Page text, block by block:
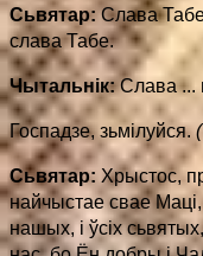
Сьвятар:Слава
слава Табе.
Чытальнік:Слава ...
Госпадзе, зьмілуйся.
Сьвятар: Хрыстос,
найчыстае свае
нашых, і ўсіх